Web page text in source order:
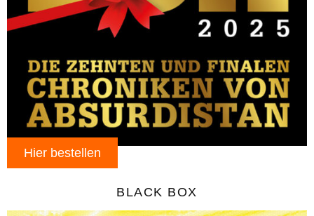
Hier bestellen
BLACK BOX